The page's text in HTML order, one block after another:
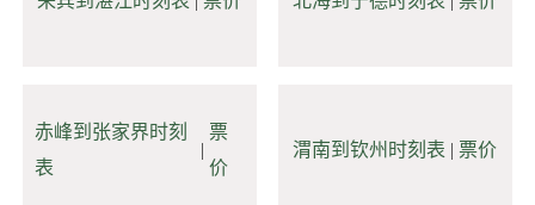
赤峰到张家界时刻
表
|
票
价
渭南到钦州时刻表 |票价